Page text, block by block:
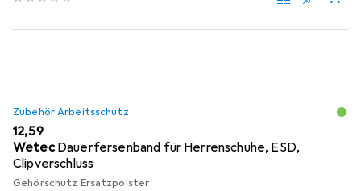
Zubehör Arbeitsschutz
EUR
12,59
Wetec Dauerfersenband für Herrenschuhe, ESD,
Clipverschluss
Gehörschutz Ersatzpolster